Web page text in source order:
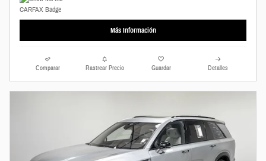
Más Información
Comparar Rastrear Precio Guardar Detalles